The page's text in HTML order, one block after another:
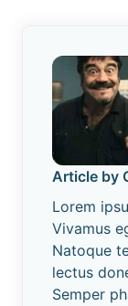
Article by
Lorem
Vivamus
Natoque
lectus
Semper